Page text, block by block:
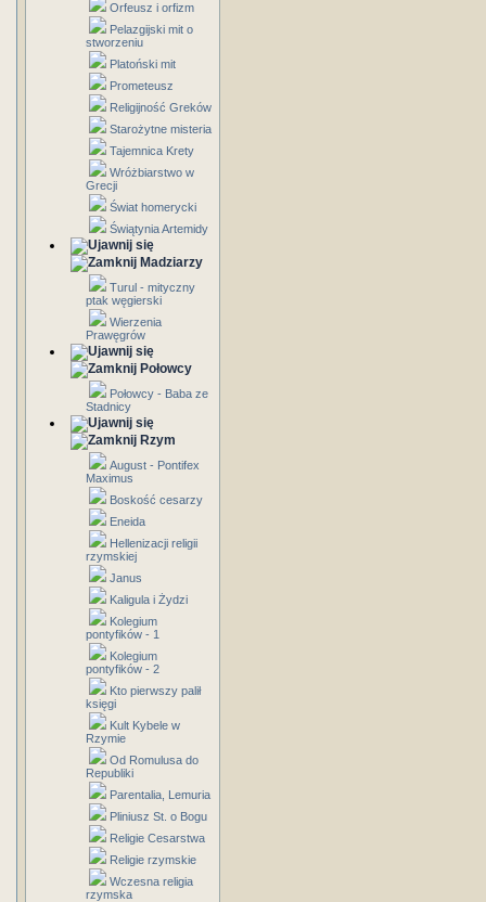
Orfeusz i orfizm
Pelazgijski mit o
stworzeniu
Platoński mit
Prometeusz
Religijność Greków
Starożytne misteria
Tajemnica Krety
Wróżbiarstwo w
Grecji
Świat homerycki
Świątynia Artemidy
Madziarzy
Turul - mityczny
ptak węgierski
Wierzenia
Prawęgrów
Połowcy
Połowcy - Baba ze
Stadnicy
Rzym
August - Pontifex
Maximus
Boskość cesarzy
Eneida
Hellenizacji religii
rzymskiej
Janus
Kaligula i Żydzi
Kolegium
pontyfików - 1
Kolegium
pontyfików - 2
Kto pierwszy palił
księgi
Kult Kybele w
Rzymie
Od Romulusa do
Republiki
Parentalia, Lemuria
Pliniusz St. o Bogu
Religie Cesarstwa
Religie rzymskie
Wczesna religia
rzymska